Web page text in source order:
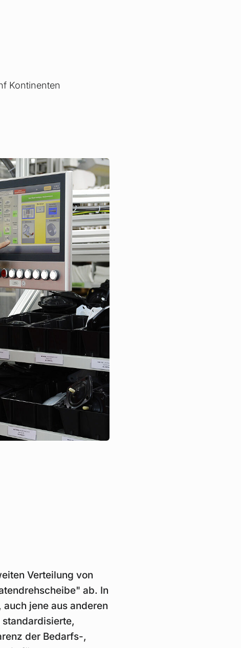
Kontinenten
Verteilung von
ab. In
jene aus anderen
der Bedarfs-,